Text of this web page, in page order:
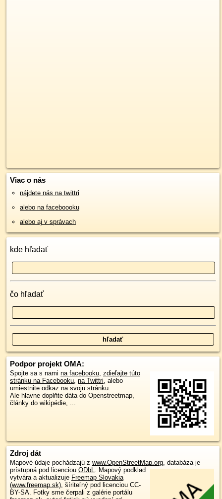
Viac o nás
nájdete nás na twittri
alebo na faceboooku
alebo aj v správach
kde hľadať
čo hľadať
Podpor projekt OMA:
Spojte sa s nami na facebooku, zdieľajte túto
stránku na Facebooku, na Twittri, alebo
umiestnite odkaz na svoju stránku.
Ale hlavne doplňte dáta do Openstreetmap,
články do wikipédie, ...
Zdroj dát
Mapové údaje pochádzajú z www.OpenStreetMap.org, databáza je
prístupná pod licenciou ODbL. Mapový podklad
vytvára a aktualizuje Freemap Slovakia
(www.freemap.sk), šíriteľný pod licenciou CC-
BY-SA. Fotky sme čerpali z galérie portálu